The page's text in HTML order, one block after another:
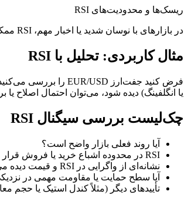
ریسک‌ها و محدودیت‌های RSI
در بازارهای با نوسان شدید یا اخبار مهم، RSI ممکن است سیگنال‌های اشتباه (False Signal) بدهد. مدیریت ریسک و استفاده از حد ضرر ضروری است.
مثال کاربردی: تحلیل با RSI
یا انگلفینگ) دیده شود، می‌توان احتمال اصلاح
چک‌لیست بررسی سیگنال RSI
آیا روند فعلی بازار واضح است؟
RSI در محدوده اشباع خرید یا فروش قرار دارد؟
نشانه‌ای از واگرایی در RSI و قیمت دیده می‌شود؟
آیا سطح حمایت یا مقاومت مهمی در
تأییدهای دیگر (مثلاً کندل استیک یا حجم